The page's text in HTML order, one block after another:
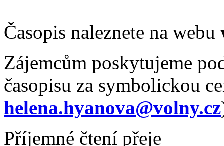
Časopis naleznete na webu
Zájemcům poskytujeme
časopisu za symbolickou
helena.hyanova@volny.cz
Příjemné čtení přeje